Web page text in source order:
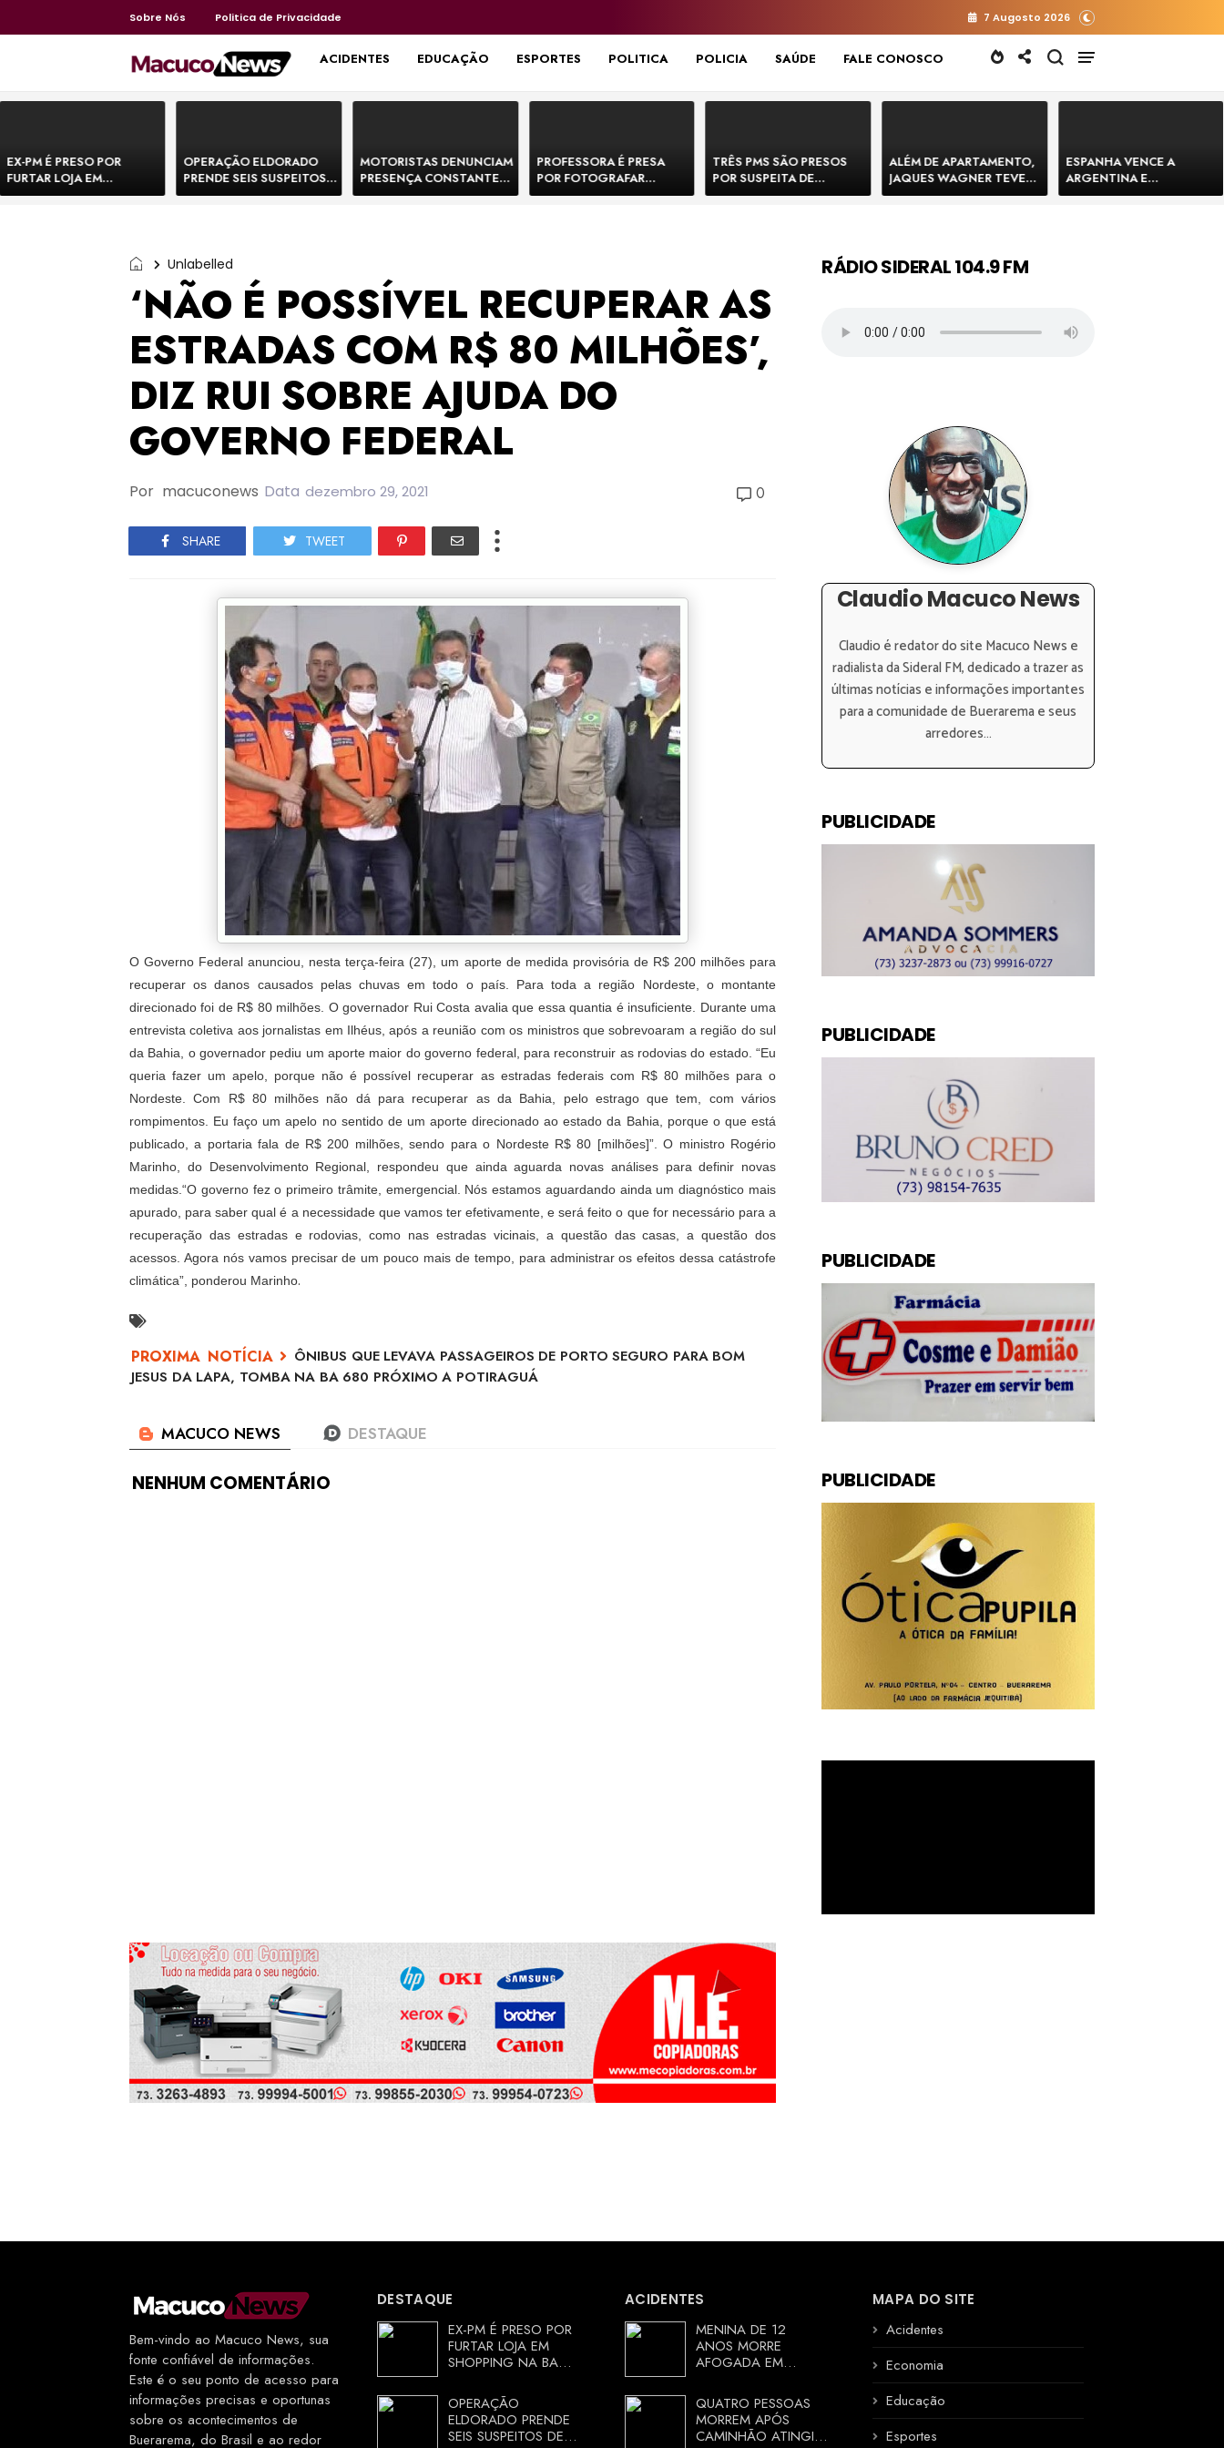
Sobre Nós Politica de Privacidade 7 Augosto 2026
HOME ACIDENTES EDUCAÇÃO ESPORTES POLITICA POLICIA SAÚDE FALE CONOSCO
EX-PM É PRESO POR
FURTAR LOJA EM
SHOPPING NA BAHIA E
OPERAÇÃO ELDORADO
PRENDE SEIS SUSPEITOS
DE MOVIMENTAR R$ 25
MOTORISTAS DENUNCIAM
PRESENÇA CONSTANTE
DE BOVINOS NA BR-330 E
PROFESSORA É PRESA
POR FOTOGRAFAR
PARTES ÍNTIMAS DE
TRÊS PMS SÃO PRESOS
POR SUSPEITA DE
EXECUTAR DOIS HOMENS
ALÉM DE APARTAMENTO,
JAQUES WAGNER TEVE
VENDA DE TERRENO PARA
ESPANHA VENCE A
ARGENTINA E
CONQUISTA A COPA DO
Unlabelled
‘NÃO É POSSÍVEL RECUPERAR AS
ESTRADAS COM R$ 80 MILHÕES’,
DIZ RUI SOBRE AJUDA DO
GOVERNO FEDERAL
Por macuconews Data dezembro 29, 2021 0
SHARE TWEET
O Governo Federal anunciou, nesta terça-feira (27), um aporte de medida provisória de R$ 200 milhões para
recuperar os danos causados pelas chuvas em todo o país. Para toda a região Nordeste, o montante
direcionado foi de R$ 80 milhões. O governador Rui Costa avalia que essa quantia é insuficiente. Durante uma
entrevista coletiva aos jornalistas em Ilhéus, após a reunião com os ministros que sobrevoaram a região do sul
da Bahia, o governador pediu um aporte maior do governo federal, para reconstruir as rodovias do estado. “Eu
queria fazer um apelo, porque não é possível recuperar as estradas federais com R$ 80 milhões para o
Nordeste. Com R$ 80 milhões não dá para recuperar as da Bahia, pelo estrago que tem, com vários
rompimentos. Eu faço um apelo no sentido de um aporte direcionado ao estado da Bahia, porque o que está
publicado, a portaria fala de R$ 200 milhões, sendo para o Nordeste R$ 80 [milhões]”. O ministro Rogério
Marinho, do Desenvolvimento Regional, respondeu que ainda aguarda novas análises para definir novas
medidas.“O governo fez o primeiro trâmite, emergencial. Nós estamos aguardando ainda um diagnóstico mais
apurado, para saber qual é a necessidade que vamos ter efetivamente, e será feito o que for necessário para a
recuperação das estradas e rodovias, como nas estradas vicinais, a questão das casas, a questão dos
acessos. Agora nós vamos precisar de um pouco mais de tempo, para administrar os efeitos dessa catástrofe
climática”, ponderou Marinho.
ÔNIBUS QUE LEVAVA PASSAGEIROS DE PORTO SEGURO PARA BOM
JESUS DA LAPA, TOMBA NA BA 680 PRÓXIMO A POTIRAGUÁ
NENHUM COMENTÁRIO
RÁDIO SIDERAL 104.9 FM
Claudio Macuco News
Claudio é redator do site Macuco News e
radialista da Sideral FM, dedicado a trazer as
últimas notícias e informações importantes
para a comunidade de Buerarema e seus
arredores...
PUBLICIDADE
PUBLICIDADE
PUBLICIDADE
PUBLICIDADE
Bem-vindo ao Macuco News, sua
fonte confiável de informações.
Este é o seu ponto de acesso para
informações precisas e oportunas
sobre os acontecimentos de
Buerarema, do Brasil e ao redor
DESTAQUE
EX-PM É PRESO POR
FURTAR LOJA EM
SHOPPING NA BAHIA
CORRENDO DE
DELEGACIA
OPERAÇÃO
ELDORADO PRENDE
SEIS SUSPEITOS DE
ACIDENTES
MENINA DE 12
ANOS MORRE
AFOGADA EM
RURAL DE ARACI,
BAHIA; POLÍCIA
INVESTIGA
QUATRO PESSOAS
MORREM APÓS
CAMINHÃO ATINGIR
MAPA DO SITE
Acidentes
Economia
Educação
Esportes